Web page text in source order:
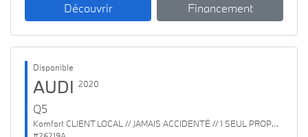
Découvrir Financement
Disponible
AUDI 2020
Q5
Komfort CLIENT LOCAL // JAMAIS ACCIDENTÉ // 1 SEUL PROPRIO